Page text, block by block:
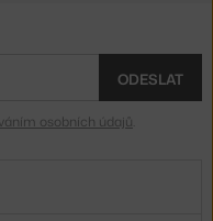
ODESLAT
osobních údajů